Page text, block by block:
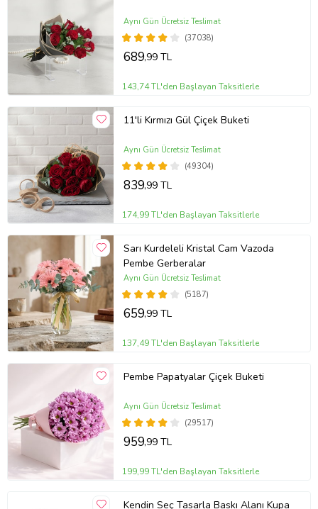
(37038)
Aynı Gün Ücretsiz Teslimat
689,99 TL
143,74 TL'den Başlayan Taksitlerle
11'li Kırmızı Gül Çiçek Buketi
(49304)
Aynı Gün Ücretsiz Teslimat
839,99 TL
174,99 TL'den Başlayan Taksitlerle
Sarı Kurdeleli Kristal Cam Vazoda
Pembe Gerberalar
(5187)
Aynı Gün Ücretsiz Teslimat
659,99 TL
137,49 TL'den Başlayan Taksitlerle
Pembe Papatyalar Çiçek Buketi
(29517)
Aynı Gün Ücretsiz Teslimat
959,99 TL
199,99 TL'den Başlayan Taksitlerle
Kendin Seç Tasarla Baskı Alanı Kupa